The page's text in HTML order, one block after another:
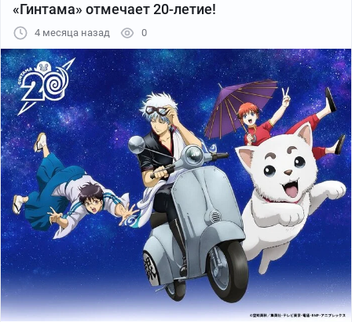
«Гинтама» отмечает 20-летие!
4 месяца назад 0